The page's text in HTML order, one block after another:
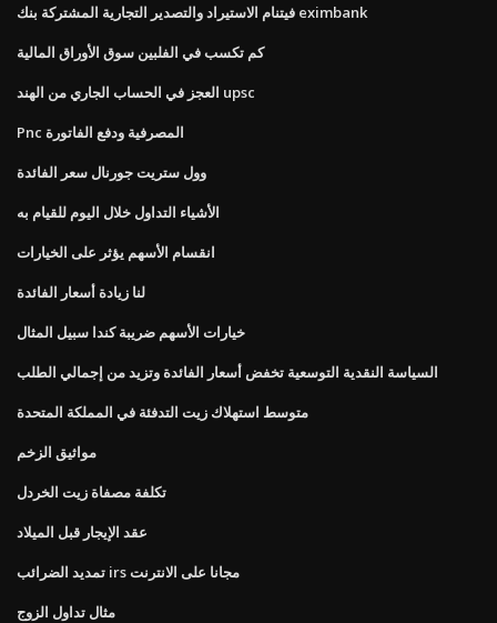
فيتنام الاستيراد والتصدير التجارية المشتركة بنك eximbank
كم تكسب في الفلبين سوق الأوراق المالية
العجز في الحساب الجاري من الهند upsc
Pnc المصرفية ودفع الفاتورة
وول ستريت جورنال سعر الفائدة
الأشياء التداول خلال اليوم للقيام به
انقسام الأسهم يؤثر على الخيارات
لنا زيادة أسعار الفائدة
خيارات الأسهم ضريبة كندا سبيل المثال
السياسة النقدية التوسعية تخفض أسعار الفائدة وتزيد من إجمالي الطلب
متوسط ​​استهلاك زيت التدفئة في المملكة المتحدة
مواثيق الزخم
تكلفة مصفاة زيت الخردل
عقد الإيجار قبل الميلاد
تمديد الضرائب irs مجانا على الانترنت
مثال تداول الزوج